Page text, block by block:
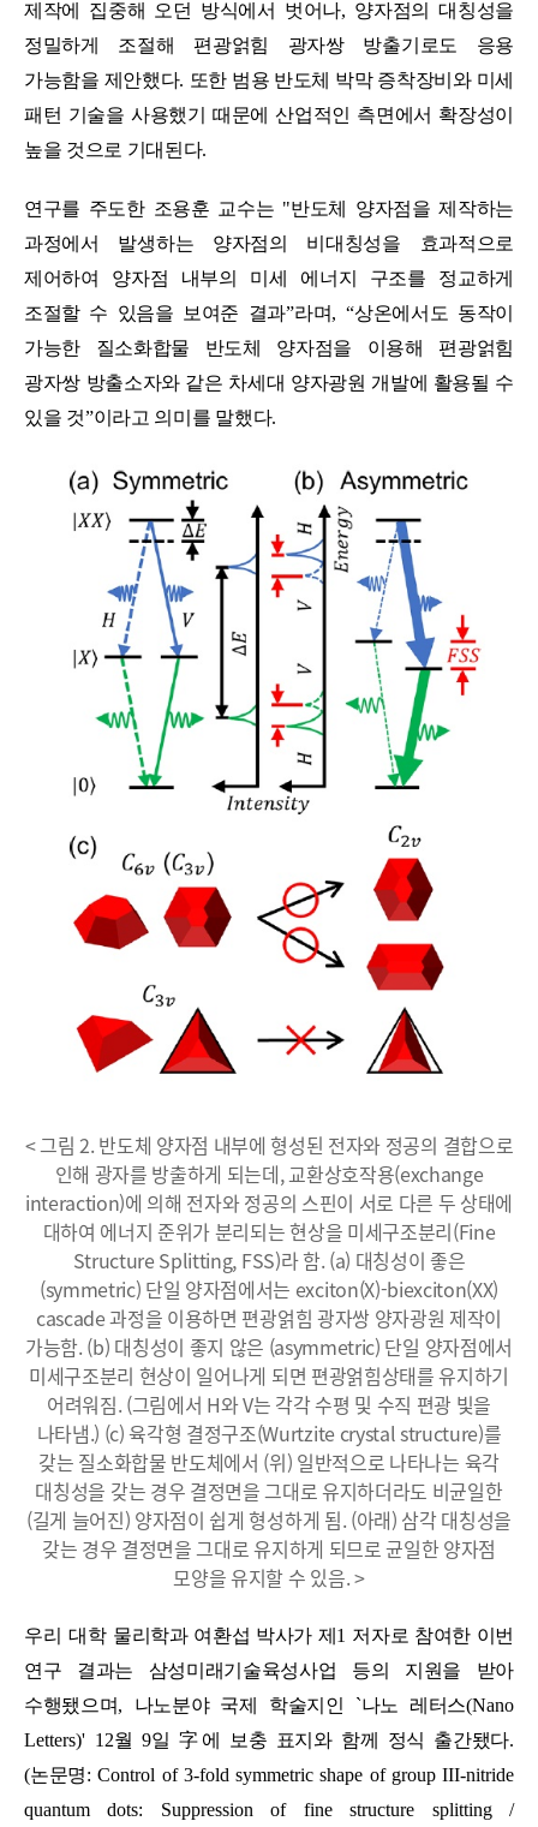
제작에 집중해 오던 방식에서 벗어나, 양자점의 대칭성을
정밀하게 조절해 편광얽힘 광자쌍 방출기로도 응용
가능함을 제안했다. 또한 범용 반도체 박막 증착장비와 미세
패턴 기술을 사용했기 때문에 산업적인 측면에서 확장성이
높을 것으로 기대된다.
연구를 주도한 조용훈 교수는 "반도체 양자점을 제작하는
과정에서 발생하는 양자점의 비대칭성을 효과적으로
제어하여 양자점 내부의 미세 에너지 구조를 정교하게
조절할 수 있음을 보여준 결과”라며, “상온에서도 동작이
가능한 질소화합물 반도체 양자점을 이용해 편광얽힘
광자쌍 방출소자와 같은 차세대 양자광원 개발에 활용될 수
있을 것”이라고 의미를 말했다.
< 그림 2. 반도체 양자점 내부에 형성된 전자와 정공의 결합으로
인해 광자를 방출하게 되는데, 교환상호작용(exchange
interaction)에 의해 전자와 정공의 스핀이 서로 다른 두 상태에
대하여 에너지 준위가 분리되는 현상을 미세구조분리(Fine
Structure Splitting, FSS)라 함. (a) 대칭성이 좋은
(symmetric) 단일 양자점에서는 exciton(X)-biexciton(XX)
cascade 과정을 이용하면 편광얽힘 광자쌍 양자광원 제작이
가능함. (b) 대칭성이 좋지 않은 (asymmetric) 단일 양자점에서
미세구조분리 현상이 일어나게 되면 편광얽힘상태를 유지하기
어려워짐. (그림에서 H와 V는 각각 수평 및 수직 편광 빛을
나타냄.) (c) 육각형 결정구조(Wurtzite crystal structure)를
갖는 질소화합물 반도체에서 (위) 일반적으로 나타나는 육각
대칭성을 갖는 경우 결정면을 그대로 유지하더라도 비균일한
(길게 늘어진) 양자점이 쉽게 형성하게 됨. (아래) 삼각 대칭성을
갖는 경우 결정면을 그대로 유지하게 되므로 균일한 양자점
모양을 유지할 수 있음. >
우리 대학 물리학과 여환섭 박사가 제 1 저자로 참여한 이번
연구 결과는 삼성미래기술육성사업 등의 지원을 받아
수행됐으며, 나노분야 국제 학술지인 `나노 레터스(Nano
Letters)' 12월 9일 字 에 보충 표지와 함께 정식 출간됐다.
(논문명: Control of 3-fold symmetric shape of group III-nitride
quantum dots: Suppression of fine structure splitting /